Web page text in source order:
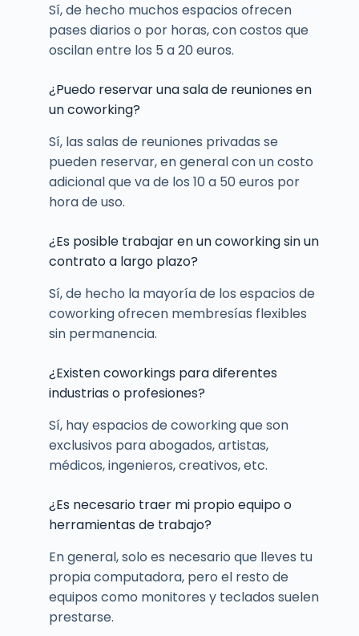
Sí, de hecho muchos espacios ofrecen
pases diarios o por horas, con costos que
oscilan entre los 5 a 20 euros.
¿Puedo reservar una sala de reuniones en
un coworking?
Sí, las salas de reuniones privadas se
pueden reservar, en general con un costo
adicional que va de los 10 a 50 euros por
hora de uso.
¿Es posible trabajar en un coworking sin un
contrato a largo plazo?
Sí, de hecho la mayoría de los espacios de
coworking ofrecen membresías flexibles
sin permanencia.
¿Existen coworkings para diferentes
industrias o profesiones?
Sí, hay espacios de coworking que son
exclusivos para abogados, artistas,
médicos, ingenieros, creativos, etc.
¿Es necesario traer mi propio equipo o
herramientas de trabajo?
En general, solo es necesario que lleves tu
propia computadora, pero el resto de
equipos como monitores y teclados suelen
prestarse.